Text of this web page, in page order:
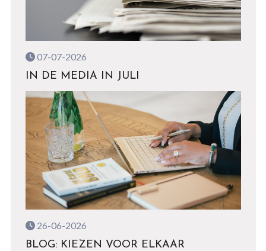
07-07-2026
IN DE MEDIA IN JULI
26-06-2026
BLOG: KIEZEN VOOR ELKAAR